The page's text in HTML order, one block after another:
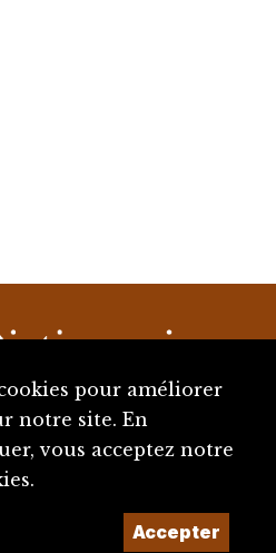
pour améliorer
notre site. En
vous acceptez notre
Accepter